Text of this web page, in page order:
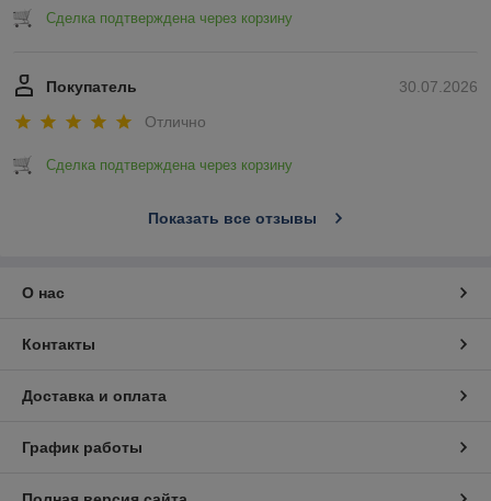
Сделка подтверждена через корзину
30.07.2026
Покупатель
Отлично
Сделка подтверждена через корзину
Показать все отзывы
О нас
Контакты
Доставка и оплата
График работы